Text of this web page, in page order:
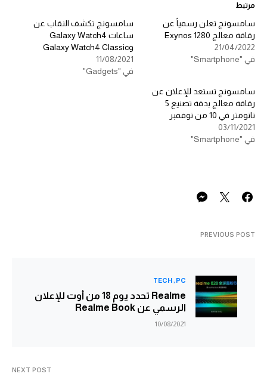
مرتبط
سامسونج تعلن رسمياً عن
رقاقة معالج Exynos 1280
21/04/2022
في "Smartphone"
سامسونج تكشف النقاب عن
ساعات Galaxy Watch4
وGalaxy Watch4 Classic
11/08/2021
في "Gadgets"
سامسونج تستعد للإعلان عن
رقاقة معالج بدقة تصنيع 5
نانومتر في 10 من نوفمبر
03/11/2021
في "Smartphone"
PREVIOUS POST
PC
TECH
Realme تحدد يوم 18 من أوت للإعلان
الرسمي عن Realme Book
10/08/2021
NEXT POST